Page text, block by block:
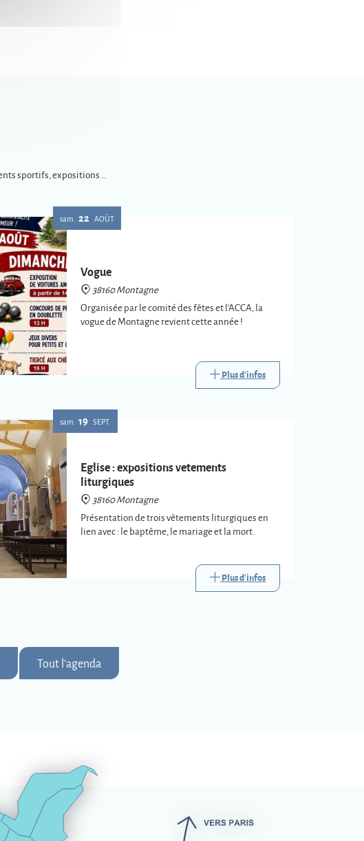
sportifs, expositions...
sam. 22 AOÛT
Vogue
38160 Montagne
Organisée par le comité des fêtes et l'ACCA, la
vogue de Montagne revient cette année !
Plus d'infos
sam. 19 SEPT.
Eglise : expositions vetements
liturgiques
38160 Montagne
Présentation de trois vêtements liturgiques en
lien avec : le baptême, le mariage et la mort.
Plus d'infos
Tout l'agenda